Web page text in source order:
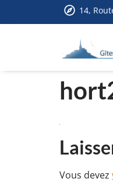
14,
Vous devez